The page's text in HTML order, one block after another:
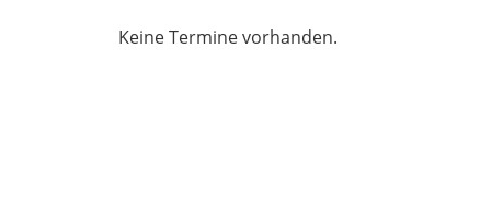
Keine Termine vorhanden.